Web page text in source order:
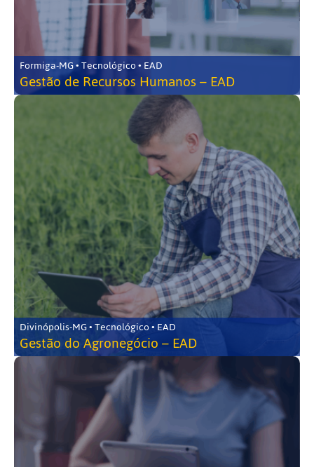
Formiga-MG • Tecnológico • EAD
Gestão de Recursos Humanos – EAD
Divinópolis-MG • Tecnológico • EAD
Gestão do Agronegócio – EAD